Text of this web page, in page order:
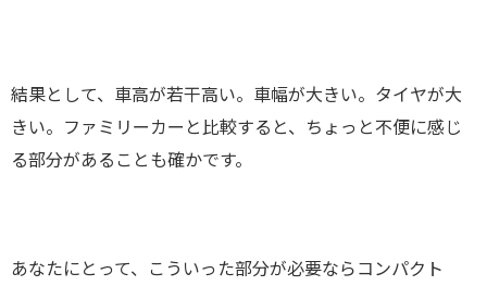
結果として、車高が若干高い。車幅が大きい。タイヤが大
きい。ファミリーカーと比較すると、ちょっと不便に感じ
る部分があることも確かです。
あなたにとって、こういった部分が必要ならコンパクト